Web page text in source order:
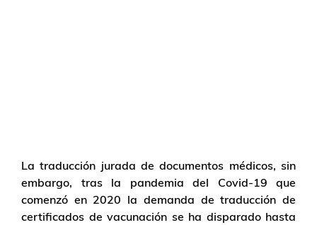
La traducción jurada de documentos médicos, sin
embargo, tras la pandemia del Covid-19 que
comenzó en 2020 la demanda de traducción de
certificados de vacunación se ha disparado hasta